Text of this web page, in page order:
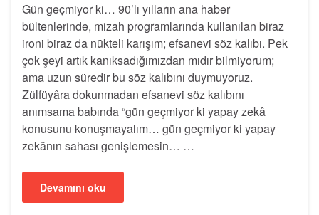
Gün geçmiyor ki… 90’lı yılların ana haber
bültenlerinde, mizah programlarında kullanılan biraz
ironi biraz da nükteli karışım; efsanevi söz kalıbı. Pek
çok şeyi artık kanıksadığımızdan mıdır bilmiyorum;
ama uzun süredir bu söz kalıbını duymuyoruz.
Zülfüyâra dokunmadan efsanevi söz kalıbını
anımsama babında “gün geçmiyor ki yapay zekâ
konusunu konuşmayalım… gün geçmiyor ki yapay
zekânın sahası genişlemesin… …
Devamını oku